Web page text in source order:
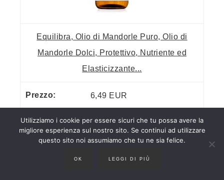
Equilibra, Olio di Mandorle Puro, Olio di
Mandorle Dolci, Protettivo, Nutriente ed
Elasticizzante...
6,49 EUR
Acquista su Amazon
9
Utilizziamo i cookie per essere sicuri che tu possa avere la
migliore esperienza sul nostro sito. Se continui ad utilizzare
questo sito noi assumiamo che tu ne sia felice.
OK LEGGI DI PIÙ